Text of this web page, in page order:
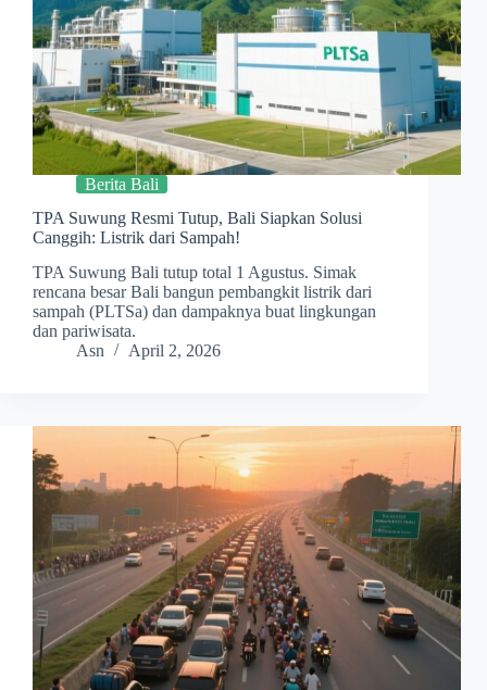
Berita Bali
TPA Suwung Resmi Tutup, Bali Siapkan Solusi
Canggih: Listrik dari Sampah!
TPA Suwung Bali tutup total 1 Agustus. Simak
rencana besar Bali bangun pembangkit listrik dari
sampah (PLTSa) dan dampaknya buat lingkungan
dan pariwisata.
Asn
April 2, 2026